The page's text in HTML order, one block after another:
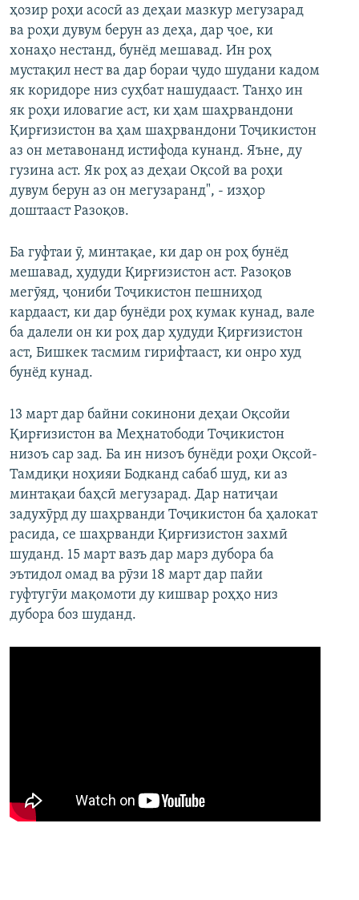
ҳозир роҳи асосӣ аз деҳаи мазкур мегузарад
ва роҳи дувум берун аз деҳа, дар ҷое, ки
хонаҳо нестанд, бунёд мешавад. Ин роҳ
мустақил нест ва дар бораи ҷудо шудани кадом
як коридоре низ суҳбат нашудааст. Танҳо ин
як роҳи иловагие аст, ки ҳам шаҳрвандони
Қирғизистон ва ҳам шаҳрвандони Тоҷикистон
аз он метавонанд истифода кунанд. Яъне, ду
гузина аст. Як роҳ аз деҳаи Оқсой ва роҳи
дувум берун аз он мегузаранд", - изҳор
доштааст Разоқов.
Ба гуфтаи ӯ, минтақае, ки дар он роҳ бунёд
мешавад, ҳудуди Қирғизистон аст. Разоқов
мегӯяд, ҷониби Тоҷикистон пешниҳод
кардааст, ки дар бунёди роҳ кумак кунад, вале
ба далели он ки роҳ дар ҳудуди Қирғизистон
аст, Бишкек тасмим гирифтааст, ки онро худ
бунёд кунад.
13 март дар байни сокинони деҳаи Оқсойи
Қирғизистон ва Меҳнатободи Тоҷикистон
низоъ сар зад. Ба ин низоъ бунёди роҳи Оқсой-
Тамдиқи ноҳияи Бодканд сабаб шуд, ки аз
минтақаи баҳсӣ мегузарад. Дар натиҷаи
задухӯрд ду шаҳрванди Тоҷикистон ба ҳалокат
расида, се шаҳрванди Қирғизистон захмӣ
шуданд. 15 март вазъ дар марз дубора ба
эътидол омад ва рӯзи 18 март дар пайи
гуфтугӯи мақомоти ду кишвар роҳҳо низ
дубора боз шуданд.